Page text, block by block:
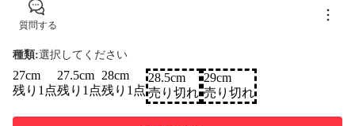
質問する
種類:選択してください
27cm
残り1点
27.5cm
残り1点
28cm
残り1点
28.5cm
売り切れ
29cm
売り切れ